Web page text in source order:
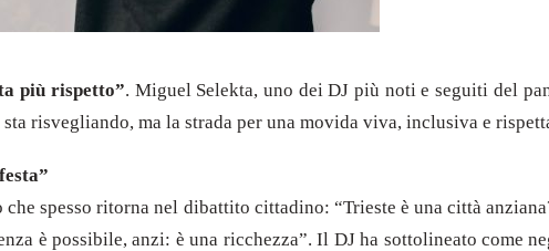
più rispetto”. Miguel Selekta, uno dei DJ più noti e seguiti del
risvegliando, ma la strada per una movida viva, inclusiva e
spesso ritorna nel dibattito cittadino: “Trieste è una città
è possibile, anzi: è una ricchezza”. Il DJ ha sottolineato come